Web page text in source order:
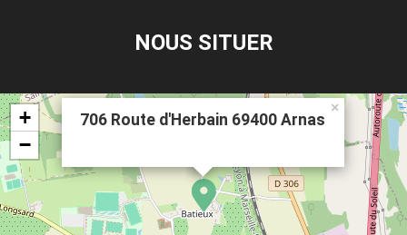
NOUS SITUER
706 Route d'Herbain 69400 Arnas
×
+
−